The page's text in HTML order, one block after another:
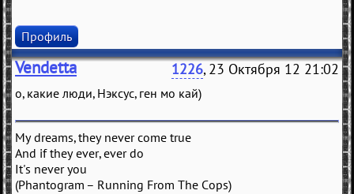
Профиль
Vendetta 1226, 23 Октября 12 21:02
о, какие люди, Нэксус, ген мо кай)
My dreams, they never come true
And if they ever, ever do
It's never you
(Phantogram – Running From The Cops)